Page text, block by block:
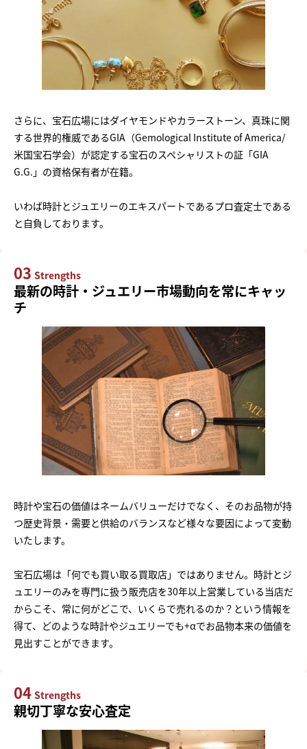
さらに、宝石広場にはダイヤモンドやカラーストーン、真珠に関
する世界的権威であるGIA（Gemological Institute of America/
米国宝石学会）が認定する宝石のスペシャリストの証「GIA
G.G.」の資格保有者が在籍。
いわば時計とジュエリーのエキスパートであるプロ査定士である
と自負しております。
03 Strengths
最新の時計・ジュエリー市場動向を常にキャッ
チ
時計や宝石の価値はネームバリューだけでなく、そのお品物が持
つ歴史背景・需要と供給のバランスなど様々な要因によって変動
いたします。
宝石広場は「何でも買い取る買取店」ではありません。時計とジ
ュエリーのみを専門に扱う販売店を30年以上営業している当店だ
からこそ、常に何がどこで、いくらで売れるのか？という情報を
得て、どのような時計やジュエリーでも+αでお品物本来の価値を
見出すことができます。
04 Strengths
親切丁寧な安心査定